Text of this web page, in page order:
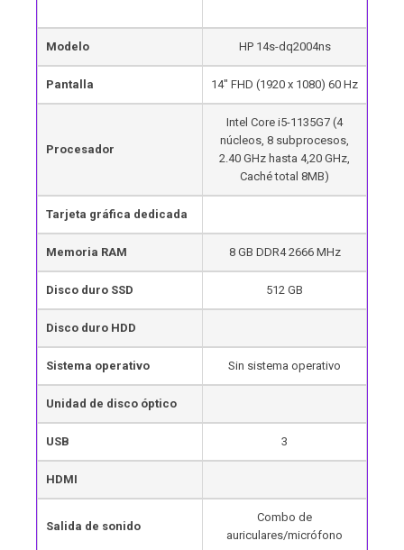
Modelo HP 14s-dq2004ns
Pantalla 14″ FHD (1920 x 1080) 60 Hz
Procesador
Intel Core i5-1135G7 (4
núcleos, 8 subprocesos,
2.40 GHz hasta 4,20 GHz,
Caché total 8MB)
Tarjeta gráfica dedicada
Memoria RAM 8 GB DDR4 2666 MHz
Disco duro SSD 512 GB
Disco duro HDD
Sistema operativo Sin sistema operativo
Unidad de disco óptico
USB 3
HDMI
Salida de sonido
Combo de
auriculares/micrófono